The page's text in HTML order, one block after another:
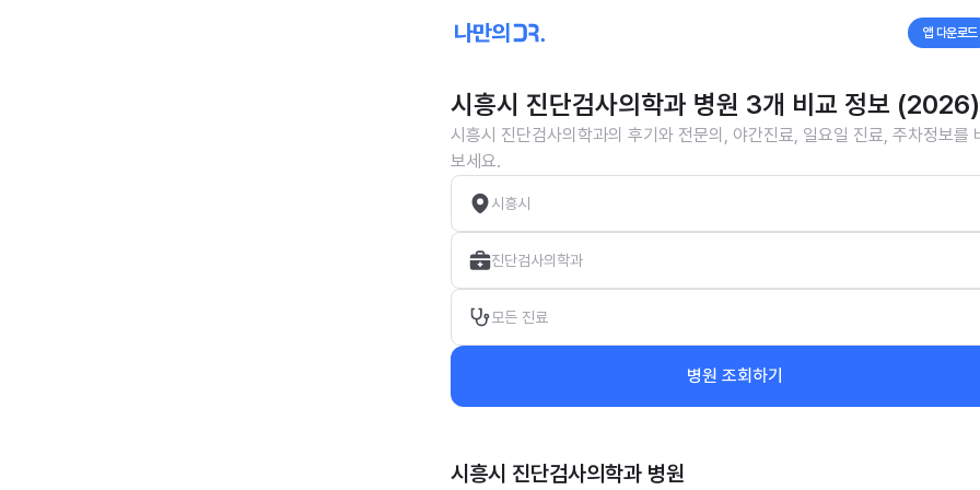
앱 다운로드
시흥시 진단검사의학과 병원 3개 비교 정보 (2026)
시흥시 진단검사의학과의 후기와 전문의, 야간진료, 일요일 진료, 주차정보를
보세요.
시흥시
진단검사의학과
모든 진료
병원 조회하기
시흥시 진단검사의학과 병원